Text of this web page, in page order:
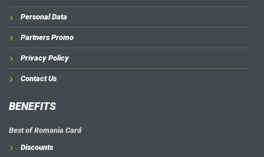
Personal Data
Partners Promo
Privacy Policy
Contact Us
BENEFITS
Best of Romania Card
Discounts